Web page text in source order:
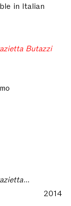
in Italian
Butazzi
Moda arte storia società. Omaggio a Grazietta Butazzi
2014